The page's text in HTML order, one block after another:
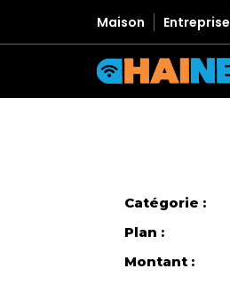
Maison Entreprise
Catégorie :
Plan :
Montant :